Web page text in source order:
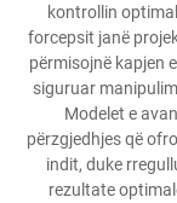
kontrollin
forcepsit janë
përmisojnë kapjen
siguruar
Modelet e
përzgjedhjes që
indit, duke
rezultate